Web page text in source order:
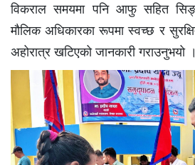
विकराल समयमा पनि आफु सहित
मौलिक अधिकारका रूपमा स्वच्छ र
अहोरात्र खटिएको जानकारी गराउनुभयो ।